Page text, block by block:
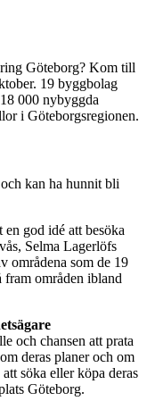
Göteborg? Kom till
19 byggbolag
000 nybyggda
i Göteborgsregionen.
och kan ha hunnit bli
god idé att besöka
Selma Lagerlöfs
områdena som de 19
fram områden ibland
och chansen att prata
deras planer och om
söka eller köpa deras
Göteborg.